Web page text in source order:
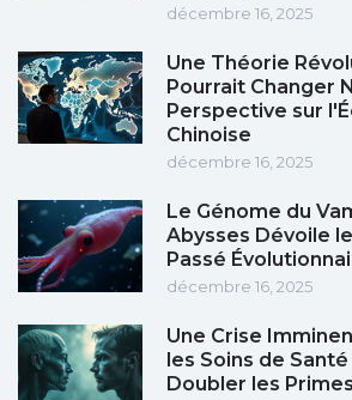
décembre 16, 2025
Une Théorie
Pourrait Changer
Perspective sur
Chinoise
décembre 16, 2025
Le Génome du
Abysses Dévoile
Passé
décembre 16, 2025
Une Crise
les Soins de
Doubler les Primes